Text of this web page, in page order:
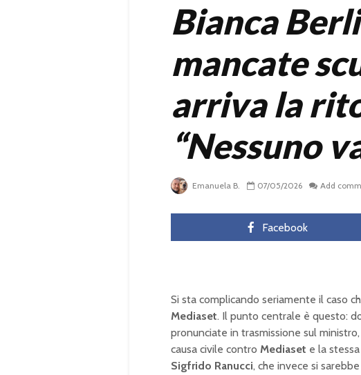
Bianca
mancate
arriva la
“Nessuno
Emanuela B. 07/05/2026 Add
Facebook
Si sta complicando seriamente il caso
Mediaset. Il punto centrale è questo:
pronunciate in trasmissione sul ministro,
causa civile contro Mediaset e la stessa
Sigfrido Ranucci, che invece si